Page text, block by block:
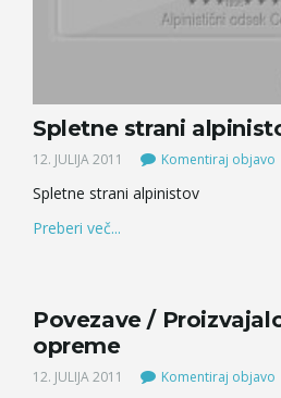
Spletne strani
12. JULIJA 2011 Komentiraj objavo
Spletne strani alpinistov
Preberi več...
Povezave /
opreme
12. JULIJA 2011 Komentiraj objavo